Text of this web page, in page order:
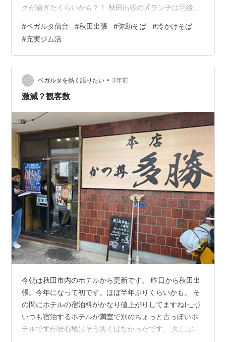
クが過ぎたくらいかも？！ 秋田出張の〆ランチは羽後町
感、味です。 久しぶりの秋田でしたが仕事もまずまずで
グルメも充実でいい出張でした。 昨夜のジム活はジョイ
でトレッドミル10㎞～ボディジャム60分～Uバウンド45
分。 充実のジム活でした。 今週末日曜日に花巻で10㎞の
大会に出場するので今日までがっちりジム活やって明日
明後日は運動量は落と…
#ベガルタ仙台 #秋田出張 #弥助そば #冷かけそば
#充実ジム活
ベガルタを熱く語りたい • 3年前
激減？観客数
今朝は秋田市内のホテルから更新です。 昨日から秋田出
張。今年になって初です。ほぼ半年ぶりくらいかも。 そ
の間にホテルの宿泊料がかなり値上がりしてますね(-_-;)
いつも宿泊するホテルが満室で別のちょっと古っぽいホ
テルですが居心地はそう悪くはなかったです。 久しぶり